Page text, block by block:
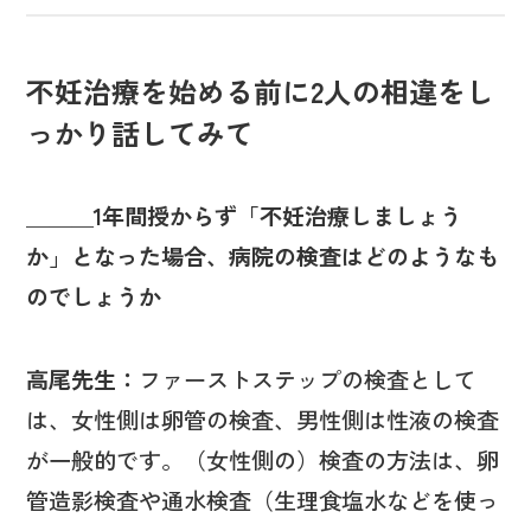
不妊治療を始める前に2人の相違をし
っかり話してみて
＿＿＿1年間授からず「不妊治療しましょう
か」となった場合、病院の検査はどのようなも
のでしょうか
高尾先生： ファーストステップの検査として
は、女性側は卵管の検査、男性側は性液の検査
が一般的です。（女性側の）検査の方法は、卵
管造影検査や通水検査（生理食塩水などを使っ